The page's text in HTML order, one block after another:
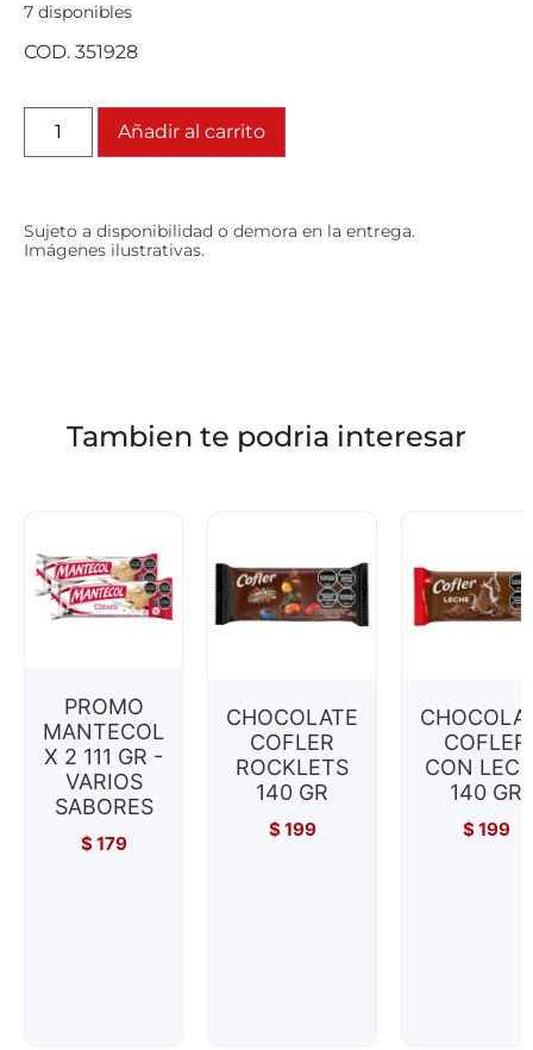
7 disponibles
COD. 351928
Añadir al carrito
Sujeto a disponibilidad o demora en la entrega.
Imágenes ilustrativas.
Tambien te podria interesar
PROMO
MANTECOL
X 2 111 GR -
VARIOS
SABORES
$179
CHOCOLATE
COFLER
ROCKLETS
140 GR
$199
COFLER
CON
140 GR
$199